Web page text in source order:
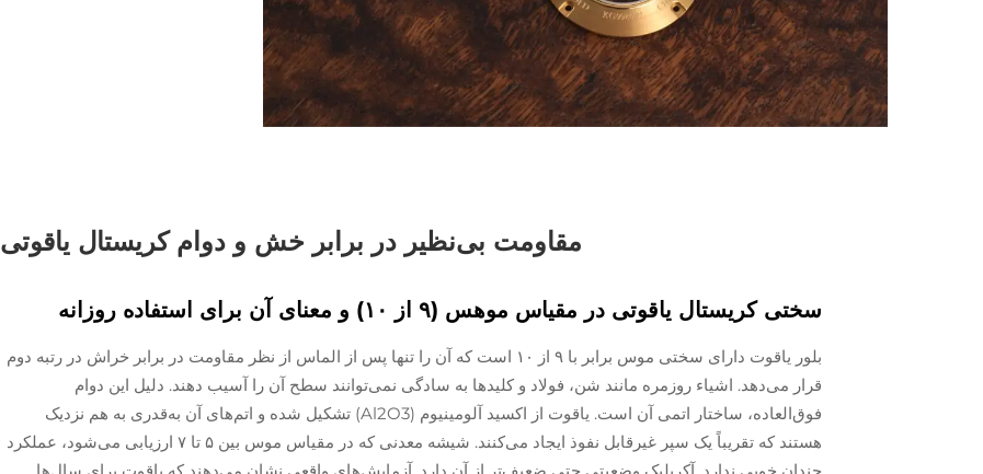
مقاومت بی‌نظیر در برابر خش و دوام کریستال یاقوتی
سختی کریستال یاقوتی در مقیاس موهس (۹ از ۱۰) و معنای آن برای استفاده روزانه
بلور یاقوت دارای سختی موس برابر با ۹ از ۱۰ است که آن را تنها پس از الماس از نظر مقاومت در برابر خراش در رتبه دوم
قرار می‌دهد. اشیاء روزمره مانند شن، فولاد و کلیدها به سادگی نمی‌توانند سطح آن را آسیب دهند. دلیل این دوام
فوق‌العاده، ساختار اتمی آن است. یاقوت از اکسید آلومینیوم (Al2O3) تشکیل شده و اتم‌های آن به‌قدری به هم نزدیک
هستند که تقریباً یک سپر غیرقابل نفوذ ایجاد می‌کنند. شیشه معدنی که در مقیاس موس بین ۵ تا ۷ ارزیابی می‌شود، عملکرد